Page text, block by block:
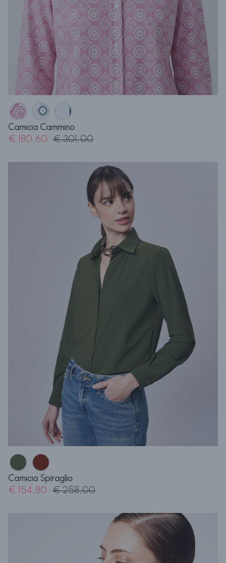
Camicia Cammino
€ 180,60 € 301,00
Camicia Spiraglio
€ 154,80 € 258,00